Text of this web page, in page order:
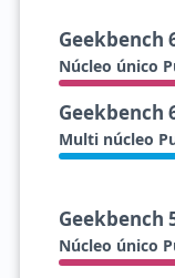
Geekbench
Núcleo único
Geekbench
Multi núcleo
Geekbench
Núcleo único